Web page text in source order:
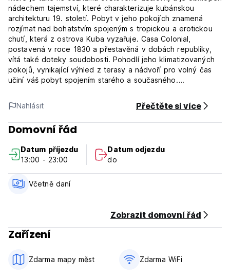
nádechem tajemství, které charakterizuje kubánskou
architekturu 19. století. Pobyt v jeho pokojích znamená
rozjímat nad bohatstvím spojeným s tropickou a erotickou
chutí, která z ostrova Kuba vyzařuje. Casa Colonial,
postavená v roce 1830 a přestavěná v dobách republiky,
vítá také doteky soudobosti. Pohodlí jeho klimatizovaných
pokojů, vynikající výhled z terasy a nádvoří pro volný čas
učiní váš pobyt spojením starého a současného.
To je spojeno s pečlivým zacházením s majiteli, trinitáři, kteří
si zachovávají nemocniční výstřednost těch, kteří žili ve
městě založeném Diegem Velázquezem. Příjemné povídání,
návštěvy kulturních domů, tradiční canchachara, dobrá káva
každý den. Návštěva Casa Colonial 1830 znamená vstoupit
do nádherného, ​​malebného Trinidadu. Znamená to vrátit se
v čase a vrátit se vykoupaný ve slané vodě Karibského
moře a jedinečném vánku pohoří Escambray. Znamená to
Nahlásit Přečtěte si více
Domovní řád
Datum příjezdu
13:00 - 23:00
Datum odjezdu
do
Včetně daní
Zobrazit domovní řád
Zařízení
Zdarma mapy měst Zdarma WiFi